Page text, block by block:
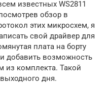
известных WS2811
обзор в
этих микросхем, я
свой драйвер для
плата на борту
добавить возможность
из комплекта. Такой
дня.